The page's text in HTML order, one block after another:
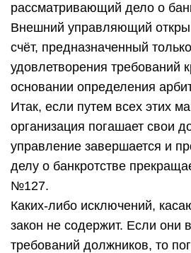
рассматривающий дело о
Внешний управляющий
счёт, предназначенный
удовлетворения требований
основании определения
Итак, если путем всех этих
организация погашает свои
управление завершается и
делу о банкротстве
№127.
Каких-либо исключений,
закон не содержит. Если они
требований должников, то